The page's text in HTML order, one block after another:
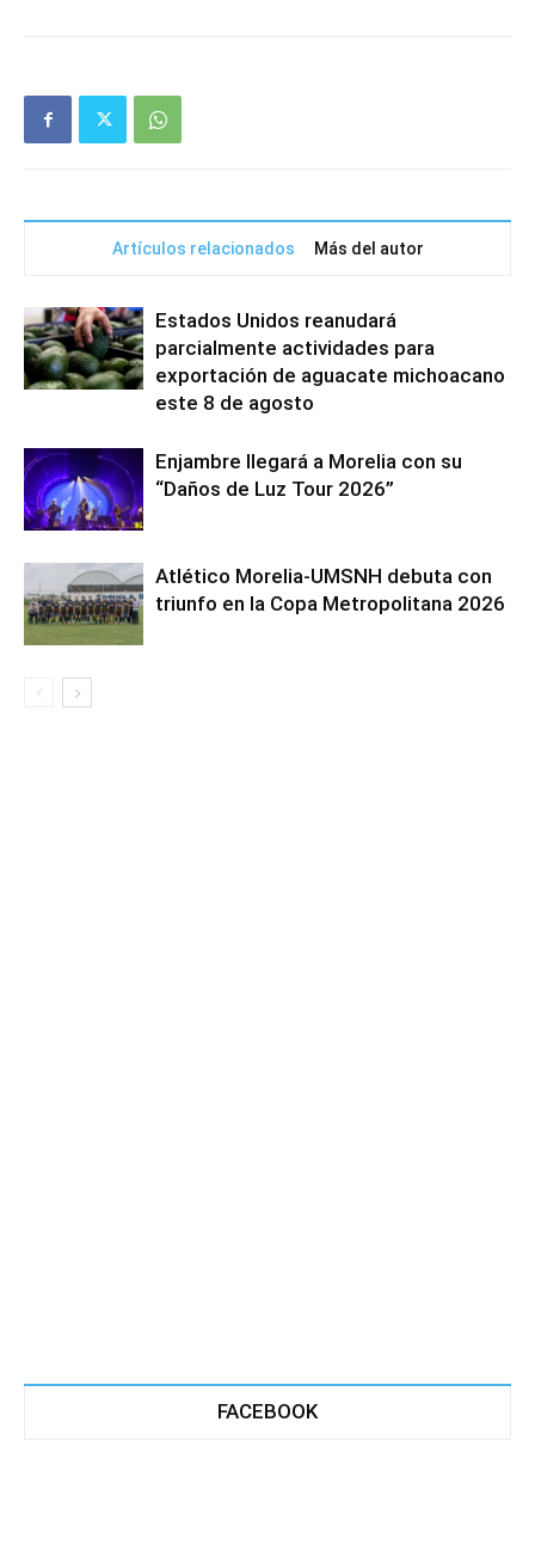
Artículos relacionados Más del autor
Estados Unidos reanudará
parcialmente actividades para
exportación de aguacate michoacano
este 8 de agosto
Enjambre llegará a Morelia con su
“Daños de Luz Tour 2026”
Atlético Morelia-UMSNH debuta con
triunfo en la Copa Metropolitana 2026
FACEBOOK